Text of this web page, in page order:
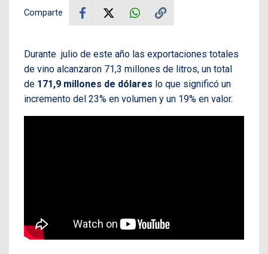
Comparte
Durante julio de este año las exportaciones totales
de vino alcanzaron 71,3 millones de litros, un total
de 171,9 millones de dólares lo que significó un
incremento del 23% en volumen y un 19% en valor.